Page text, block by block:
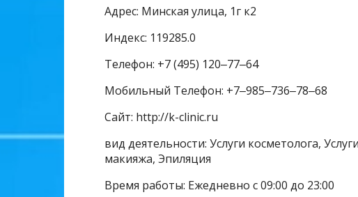
Адрес: Минская улица, 1г к2
Индекс: 119285.0
Телефон: +7 (495) 120‒77‒64
Мобильный Телефон: +7‒985‒736‒78‒68
Сайт: http://k-clinic.ru
вид деятельности: Услуги косметолога,
макияжа, Эпиляция
Время работы: Ежедневно с 09:00 до 23:00